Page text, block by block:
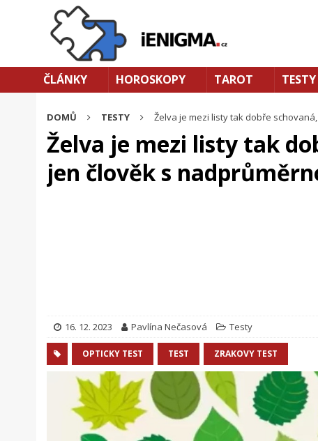
ČLÁNKY HOROSKOPY TAROT TESTY
DOMŮ TESTY Želva je mezi listy tak dobře
Želva je mezi listy tak
jen člověk s
16. 12. 2023 Pavlína Nečasová Testy
OPTICKY TEST TEST ZRAKOVY TEST